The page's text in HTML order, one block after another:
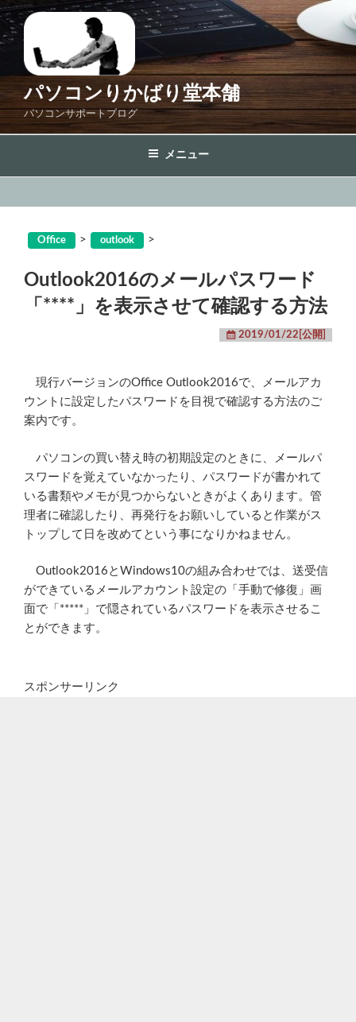
コ
ン
テ
ス
プ
パソコンりかばり堂本舗
パソコンサポートブログ
メニュー
Office > outlook >
Outlook2016のメールパスワード
「****」を表示させて確認する方法
2019/01/22[公開]
現行バージョンのOffice Outlook2016で、メールアカ
ウントに設定したパスワードを目視で確認する方法のご
案内です。
パソコンの買い替え時の初期設定のときに、メールパ
スワードを覚えていなかったり、パスワードが書かれて
いる書類やメモが見つからないときがよくあります。管
理者に確認したり、再発行をお願いしていると作業がス
トップして日を改めてという事になりかねません。
Outlook2016とWindows10の組み合わせでは、送受信
ができているメールアカウント設定の「手動で修復」画
面で「*****」で隠されているパスワードを表示させるこ
とができます。
スポンサーリンク